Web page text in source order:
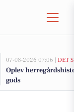
07-08-2026 07:06 | DET
Oplev
gods